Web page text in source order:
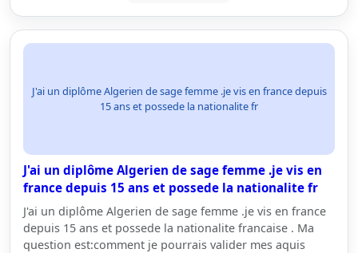
J'ai un diplôme Algerien de sage femme .je vis en france depuis
15 ans et possede la nationalite fr
J'ai un diplôme Algerien de sage femme .je vis en
france depuis 15 ans et possede la nationalite fr
J'ai un diplôme Algerien de sage femme .je vis en france
depuis 15 ans et possede la nationalite francaise . Ma
question est:comment je pourrais valider mes aquis